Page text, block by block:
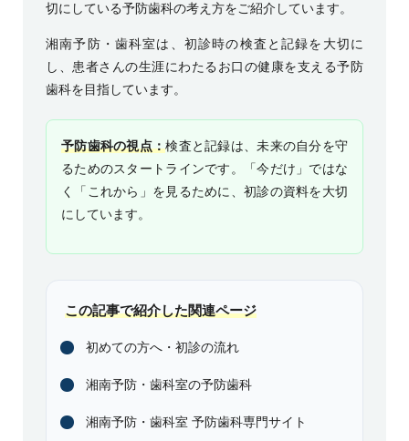
切にしている予防歯科の考え方をご紹介しています。
湘南予防・歯科室は、初診時の検査と記録を大切に
し、患者さんの生涯にわたるお口の健康を支える予防
歯科を目指しています。
予防歯科の視点：検査と記録は、未来の自分を守
るためのスタートラインです。「今だけ」ではな
く「これから」を見るために、初診の資料を大切
にしています。
この記事で紹介した関連ページ
初めての方へ・初診の流れ
湘南予防・歯科室の予防歯科
湘南予防・歯科室 予防歯科専門サイト